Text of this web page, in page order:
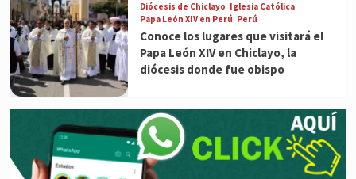
Diócesis de Chiclayo Iglesia Católica
Papa León XIV en Perú Perú
Conoce los lugares que visitará el
Papa León XIV en Chiclayo, la
diócesis donde fue obispo